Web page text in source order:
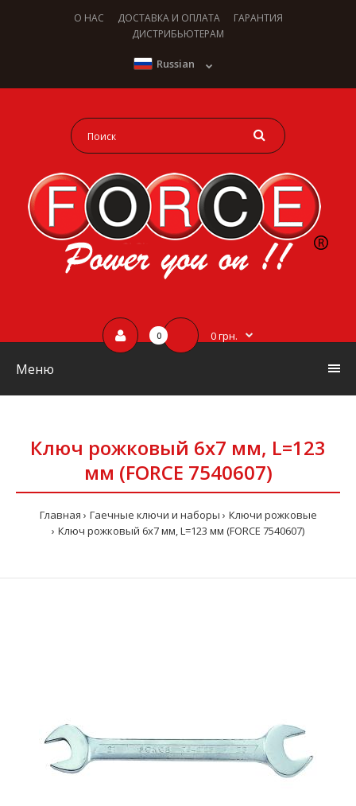
О НАС ДОСТАВКА И ОПЛАТА
ГАРАНТИЯ
ДИСТРИБЬЮТЕРАМ
Russian
0 0 грн.
Меню
Ключ рожковый 6x7 мм, L=123
мм (FORCE 7540607)
Главная Гаечные ключи и наборы
Ключи рожковые
Ключ рожковый 6x7 мм, L=123 мм (FORCE 7540607)